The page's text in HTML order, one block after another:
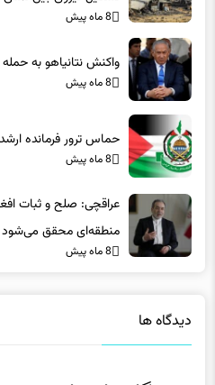
8 ماه پیش
منطقه‌ای محقق می‌شود
8 ماه پیش